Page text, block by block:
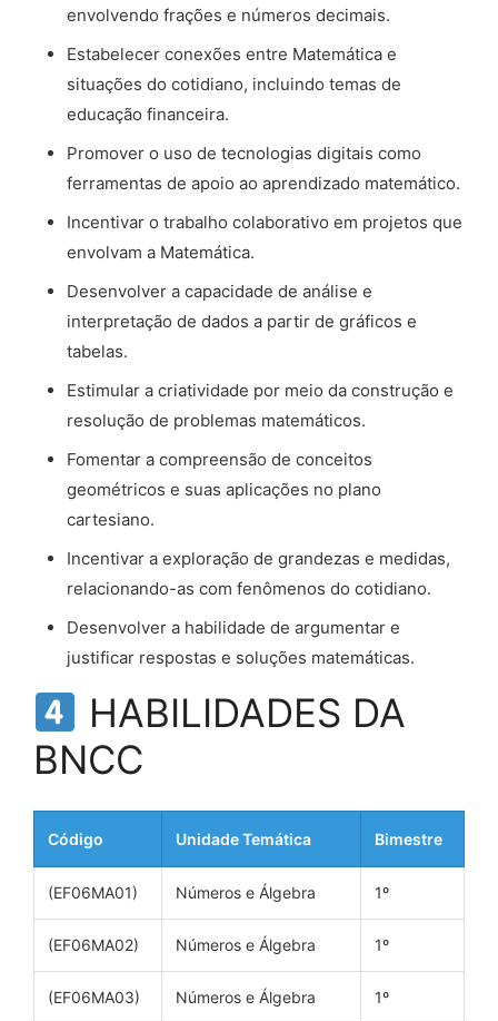
envolvendo frações e números decimais.
Estabelecer conexões entre Matemática e
situações do cotidiano, incluindo temas de
educação financeira.
Promover o uso de tecnologias digitais como
ferramentas de apoio ao aprendizado matemático.
Incentivar o trabalho colaborativo em projetos que
envolvam a Matemática.
Desenvolver a capacidade de análise e
interpretação de dados a partir de gráficos e
tabelas.
Estimular a criatividade por meio da construção e
resolução de problemas matemáticos.
Fomentar a compreensão de conceitos
geométricos e suas aplicações no plano
cartesiano.
Incentivar a exploração de grandezas e medidas,
relacionando-as com fenômenos do cotidiano.
Desenvolver a habilidade de argumentar e
justificar respostas e soluções matemáticas.
HABILIDADES DA
BNCC
Código Unidade Temática Bimestre
(EF06MA01) Números e Álgebra 1º
(EF06MA02) Números e Álgebra 1º
(EF06MA03) Números e Álgebra 1º